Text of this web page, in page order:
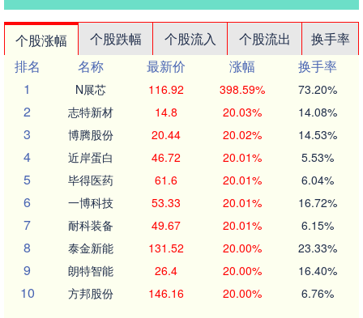
个股涨幅 个股跌幅 个股流入 个股流出
换手率
排名
名称 最新价 涨幅
换手率
1
N展芯 116.92 398.59% 73.20%
2 志特新材 14.8 20.03% 14.08%
3 博腾股份 20.44 20.02% 14.53%
4 近岸蛋白 46.72 20.01% 5.53%
5 毕得医药 61.6 20.01% 6.04%
6 一博科技 53.33 20.01% 16.72%
7 耐科装备 49.67 20.01% 6.15%
8 泰金新能 131.52 20.00% 23.33%
9 朗特智能 26.4 20.00% 16.40%
10 方邦股份 146.16 20.00% 6.76%